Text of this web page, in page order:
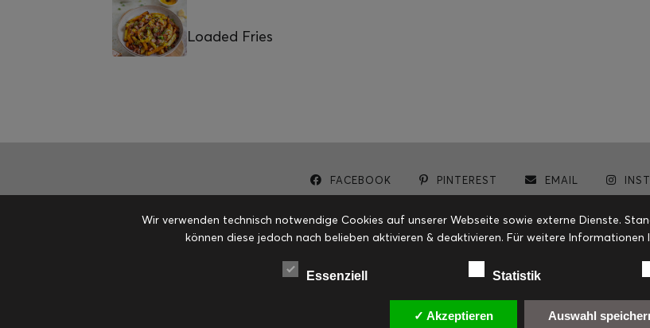
Loaded Fries
FACEBOOK PINTEREST EMAIL
Wir verwenden technisch notwendige Cookies auf unserer Webseite sowie externe Dienste.
können diese jedoch nach belieben aktivieren & deaktivieren. Für weitere
Essenziell Statistik
✓ Akzeptieren Auswahl